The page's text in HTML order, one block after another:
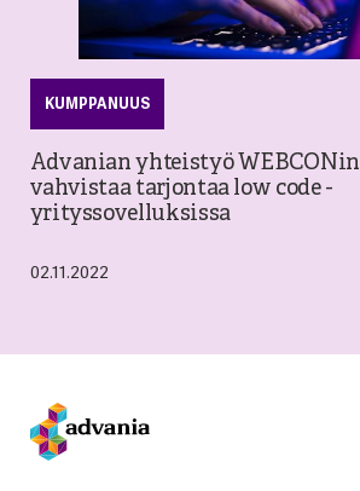
KUMPPANUUS
Advanian yhteistyö
vahvistaa tarjontaa low code -
yrityssovelluksissa
02.11.2022